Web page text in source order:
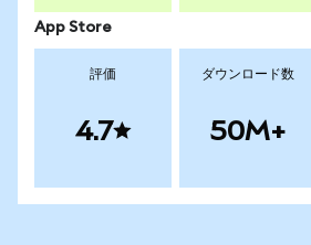
App Store
評価
4.7
ダウンロード数
50M+